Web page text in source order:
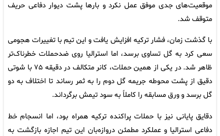
موقعیت‌های جدی موفق عمل نکرد و بارها پشت دیوار دفاعی حریف
متوقف شد.
با گذشت زمان، فشار ترکیه افزایش یافت و این تیم با تغییرات هجومی
سعی کرد به گل تساوی برسد، اما استرالیا روی ضدحملات خطرناک‌تر
ظاهر شد. در یکی از همین حملات، کانر متکالف در دقیقه ۷۵ با شوتی
دقیق از پشت محوطه جریمه گل دوم را به ثمر رساند تا اختلاف به دو
گل برسد و ورق مسابقه را کاملاً به سود تیمش برگرداند.
دقایق پایانی نیز با حملات پراکنده ترکیه همراه بود، اما انسجام خط
دفاعی استرالیا و عملکرد مطمئن دروازه‌بان این تیم اجازه بازگشت به